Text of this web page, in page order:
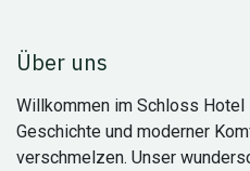
Über uns
Willkommen im Schloss Hotel
Geschichte und moderner
verschmelzen. Unser